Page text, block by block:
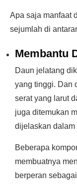
Apa saja manfaat
sejumlah di
Membantu
Daun jelatang
yang tinggi. Dan
serat yang larut
juga ditemukan
dijelaskan dalam
Beberapa
membuatnya
berperan